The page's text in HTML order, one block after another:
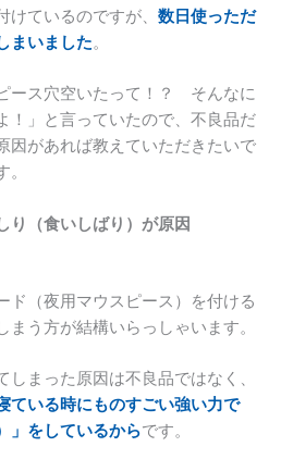
けているのですが、 数日使っただ
まいました。
ース穴空いたって！？ そんなに
！」と言っていたので、不良品だ
因があれば教えていただきたいで
。
り（食いしばり）が原因
ド（夜用マウスピース）を付ける
まう方が結構いらっしゃいます。
まった原因は不良品ではなく、
ている時にものすごい強い力で
」をしているからです。